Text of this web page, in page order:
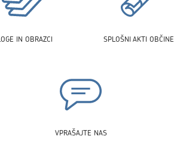
IN OBRAZCI SPLOŠNI AKTI OBČINE
VPRAŠAJTE NAS